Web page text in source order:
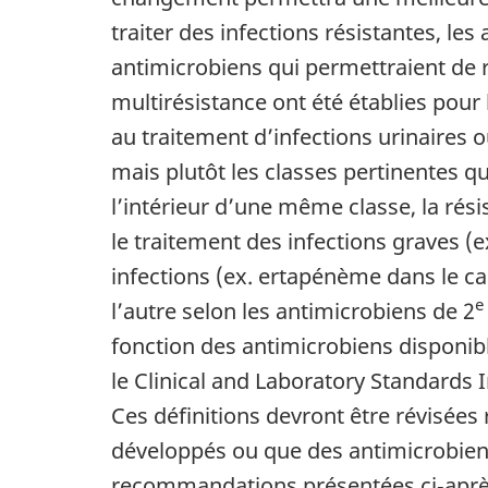
traiter des infections résistantes, les
antimicrobiens qui permettraient de
multirésistance ont été établies
au traitement d’infections urinaires
mais plutôt les classes pertinentes
l’intérieur d’une même classe, la
le traitement des infections graves
infections (ex. ertapénème dans le
l’autre selon les antimicrobiens de 2e
fonction des antimicrobiens
le Clinical and Laboratory Standards
Ces définitions devront être
développés ou que des